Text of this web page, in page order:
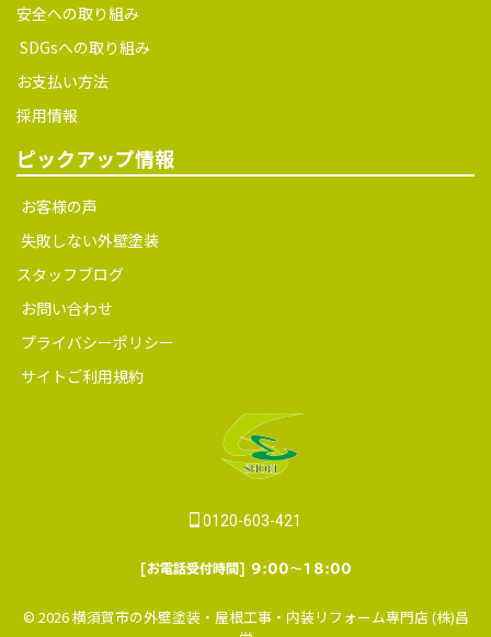
安全への取り組み
SDGsへの取り組み
お支払い方法
採用情報
ピックアップ情報
お客様の声
失敗しない外壁塗装
スタッフブログ
お問い合わせ
プライバシーポリシー
サイトご利用規約
0120-603-421
[お電話受付時間] 9:00～18:00
© 2026 横須賀市の外壁塗装・屋根工事・内装リフォーム専門店 (株)昌